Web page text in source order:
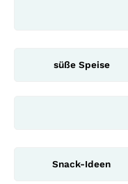
süße Speise
Snack-Ideen